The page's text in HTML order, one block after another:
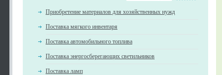
Приобретение материалов для хозяйственных нужд
Поставка мягкого инвентаря
Поставка автомобильного топлива
Поставка энергосберегающих светильников
Поставка ламп